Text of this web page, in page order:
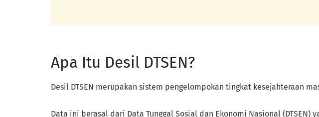
Apa Itu Desil DTSEN?
Desil DTSEN merupakan sistem pengelompokan tingkat kesejahteraan
Data ini berasal dari Data Tunggal Sosial dan Ekonomi Nasional